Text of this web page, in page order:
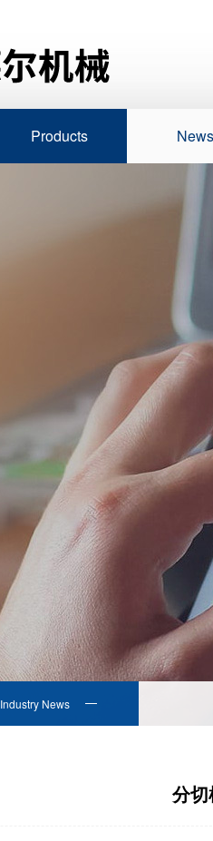
Products News
Industry News
分